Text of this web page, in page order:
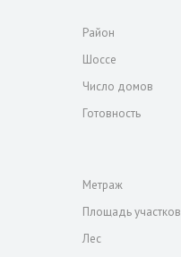
Район
Шоссе
Число домов
Готовность
Метраж
Площадь участков
Лес